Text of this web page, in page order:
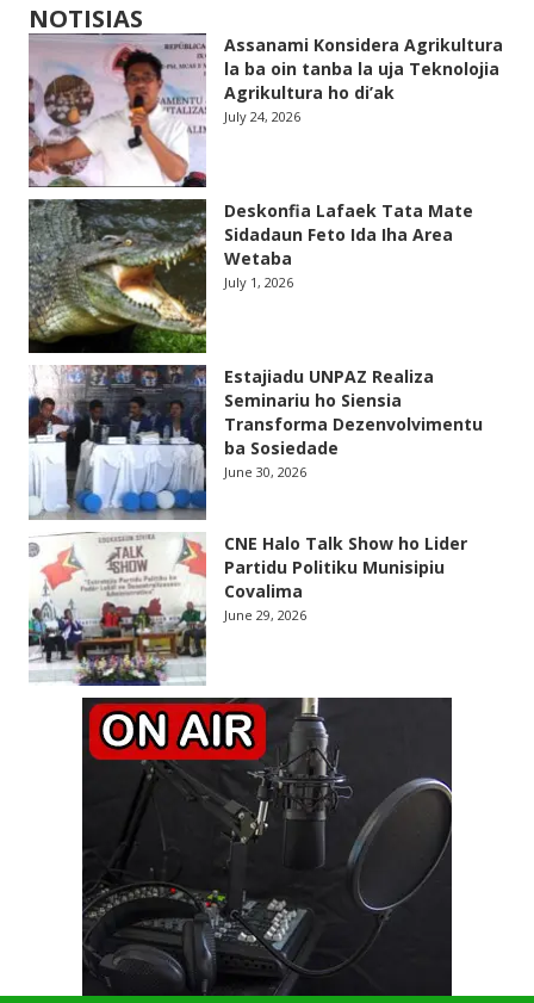
NOTISIAS
Assanami Konsidera Agrikultura
la ba oin tanba la uja Teknolojia
Agrikultura ho di’ak
July 24, 2026
Deskonfia Lafaek Tata Mate
Sidadaun Feto Ida Iha Area
Wetaba
July 1, 2026
Estajiadu UNPAZ Realiza
Seminariu ho Siensia
Transforma Dezenvolvimentu
ba Sosiedade
June 30, 2026
CNE Halo Talk Show ho Lider
Partidu Politiku Munisipiu
Covalima
June 29, 2026